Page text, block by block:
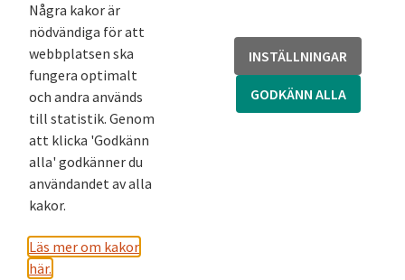
Fornsök
Fornreg
Bebyggelseregistret
Runor
Kringla
Några kakor är
nödvändiga för att
webbplatsen ska
fungera optimalt
och andra används
till statistik. Genom
att klicka 'Godkänn
alla' godkänner du
användandet av alla
kakor.
Läs mer om kakor
här.
INSTÄLLNINGAR
GODKÄNN ALLA